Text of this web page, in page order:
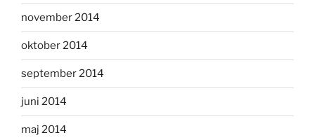
november 2014
oktober 2014
september 2014
juni 2014
maj 2014